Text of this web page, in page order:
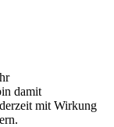
damit
mit Wirkung